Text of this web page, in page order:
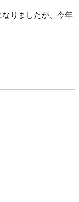
りましたが、今年